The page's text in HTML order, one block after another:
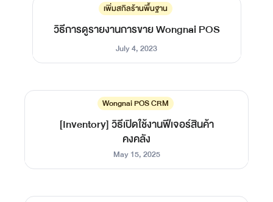
เพิ่มสกิลร้านพื้นฐาน
วิธีการดูรายงานการขาย Wongnai POS
July 4, 2023
Wongnai POS CRM
[Inventory] วิธีเปิดใช้งานฟีเจอร์สินค้า
คงคลัง
May 15, 2025